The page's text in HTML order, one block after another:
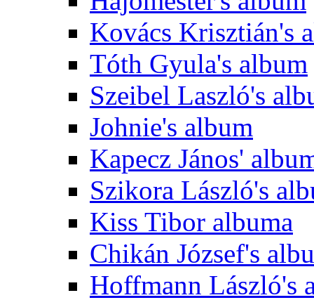
Kovács Krisztián's
Tóth Gyula's album
Szeibel Laszló's
Johnie's album
Kapecz János'
Szikora László's
Kiss Tibor albuma
Chikán József's
Hoffmann László's